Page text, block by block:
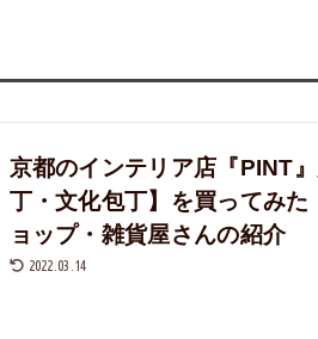
京都のインテリア店『PINT
丁・文化包丁】を買ってみ
ョップ・雑貨屋さんの紹介
2022.03.14